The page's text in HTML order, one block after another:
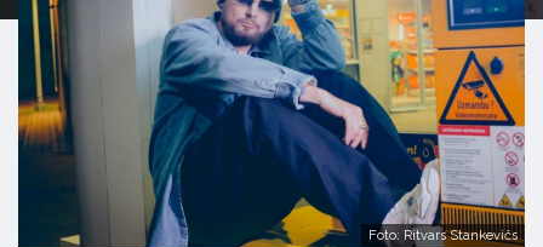
Foto: Ritvars Stankevičs